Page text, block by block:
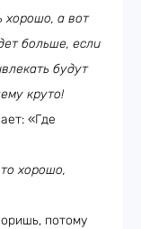
хорошо, а вот
больше, если
будут
круто!
«Где
хорошо,
потому